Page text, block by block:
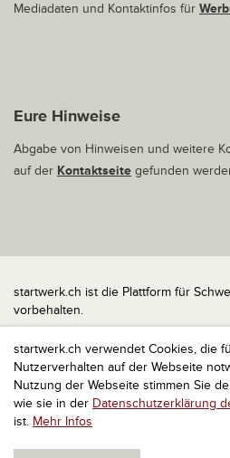
startwerk.ch verwendet Cookies, die
Nutzerverhalten auf der Webseite
Nutzung der Webseite stimmen Sie
wie sie in der Datenschutzerklärung
ist. Mehr Infos
Mediadaten und Kontaktinfos für
Eure Hinweise
Abgabe von Hinweisen und weitere
auf der Kontaktseite gefunden
startwerk.ch ist die Plattform für
vorbehalten.
Impressum
Kontakt
nach oben